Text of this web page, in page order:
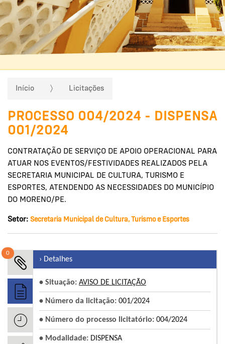
Início Licitações
PROCESSO 004/2024 - DISPENSA
001/2024
CONTRATAÇÃO DE SERVIÇO DE APOIO OPERACIONAL PARA
ATUAR NOS EVENTOS/FESTIVIDADES REALIZADOS PELA
SECRETARIA MUNICIPAL DE CULTURA, TURISMO E
ESPORTES, ATENDENDO AS NECESSIDADES DO MUNICÍPIO
DO MORENO/PE.
Setor: Secretaria Municipal de Cultura, Turismo e Esportes
0
› Detalhes
• Situação: AVISO DE LICITAÇÃO
• Número da licitação: 001/2024
• Número do processo licitatório: 004/2024
• Modalidade: DISPENSA